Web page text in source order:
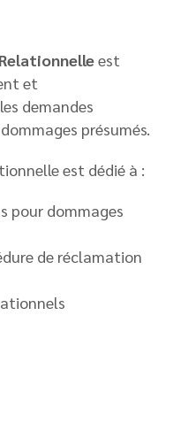
est
et
demandes
présumés.
est dédié à :
pour dommages
de réclamation